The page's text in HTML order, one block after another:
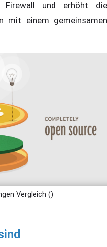
Firewall und erhöht die
mit einem gemeinsamen
Vergleich ()